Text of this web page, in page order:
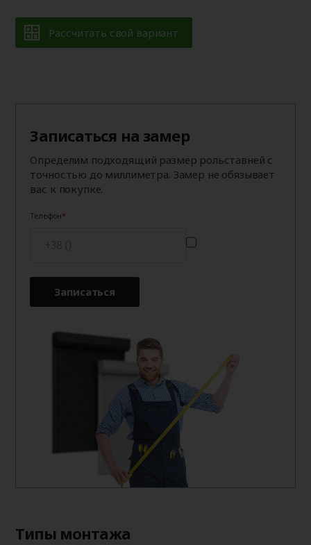
Рассчитать свой вариант
Записаться на замер
Определим подходящий размер рольставней с
точностью до миллиметра. Замер не обязывает
вас к покупке.
Телефон
Записаться
Типы монтажа